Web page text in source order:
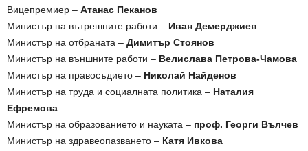
Вицепремиер – Атанас Пеканов
Министър на вътрешните работи – Иван Демерджиев
Министър на отбраната – Димитър Стоянов
Министър на външните работи – Велислава Петрова-Чамова
Министър на правосъдието – Николай Найденов
Министър на труда и социалната политика – Наталия
Ефремова
Министър на образованието и науката – проф. Георги Вълчев
Министър на здравеопазването – Катя Ивкова